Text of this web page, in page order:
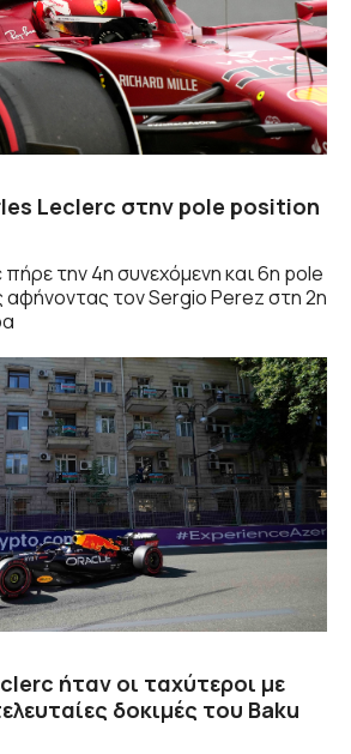
Leclerc στην pole position
την 4η συνεχόμενη και 6η pole
αφήνοντας τον Sergio Perez στη 2η
ήταν οι ταχύτεροι με
δοκιμές του Baku